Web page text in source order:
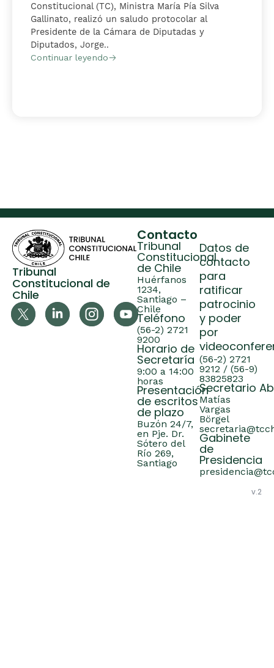
Constitucional (TC), Ministra María Pía Silva
Gallinato, realizó un saludo protocolar al
Presidente de la Cámara de Diputadas y
Diputados, Jorge..
Continuar leyendo
Tribunal
Constitucional de
Chile
Contacto
Tribunal
Constitucional
de Chile
Huérfanos
1234,
Santiago –
Chile
Teléfono
(56-2) 2721
9200
Horario de
Secretaría
9:00 a 14:00
horas
Presentación
de escritos
de plazo
Buzón 24/7,
en Pje. Dr.
Sótero del
Río 269,
Santiago
Datos de
contacto
para
ratificar
patrocinio
y poder
por
(56-2) 2721
9212 / (56-9)
83825823
Secretario
Matías
Vargas
Börgel
Gabinete
de
Presidencia
v.2